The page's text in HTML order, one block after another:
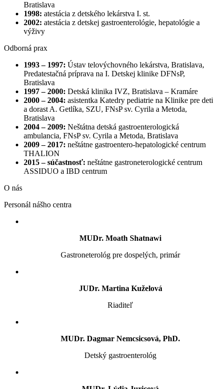
Bratislava
1998: atestácia z detského lekárstva I. st.
2002: atestácia z detskej gastroenterológie, hepatológie a
výživy
Odborná prax
1993 – 1997: Ústav telovýchovného lekárstva, Bratislava,
Predatestačná príprava na I. Detskej klinike DFNsP,
Bratislava
1997 – 2000: Detská klinika IVZ, Bratislava – Kramáre
2000 – 2004: asistentka Katedry pediatrie na Klinike pre deti
a dorast A. Getlíka, SZU, FNsP sv. Cyrila a Metoda,
Bratislava
2004 – 2009: Neštátna detská gastroenterologická
ambulancia, FNsP sv. Cyrila a Metoda, Bratislava
2009 – 2017: neštátne gastroentero-hepatologické centrum
THALION
2015 – súčastnosť: neštátne gastroneterologické centrum
ASSIDUO a IBD centrum
O nás
Personál nášho centra
MUDr. Moath Shatnawi
Gastroneterológ pre dospelých, primár
JUDr. Martina Kuželová
Riaditeľ
MUDr. Dagmar Nemcsicsová, PhD.
Detský gastroenterológ